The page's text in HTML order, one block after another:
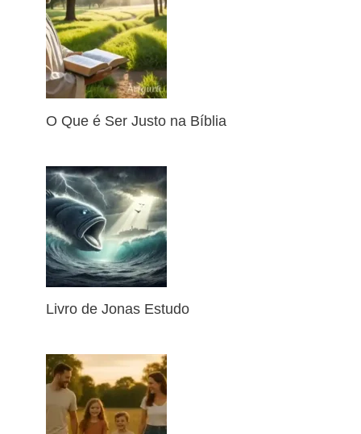
O Que é Ser Justo na Bíblia
Livro de Jonas Estudo